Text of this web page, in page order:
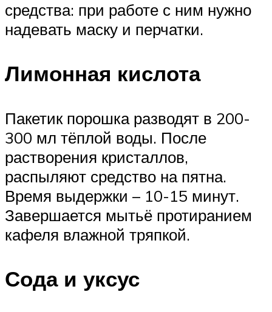
средства: при работе с ним нужно
надевать маску и перчатки.
Лимонная кислота
Пакетик порошка разводят в 200-
300 мл тёплой воды. После
растворения кристаллов,
распыляют средство на пятна.
Время выдержки – 10-15 минут.
Завершается мытьё протиранием
кафеля влажной тряпкой.
Сода и уксус